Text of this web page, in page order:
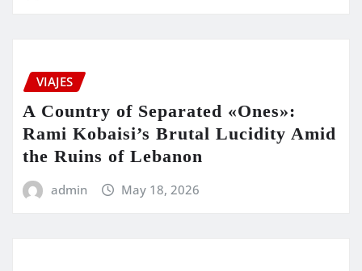
VIAJES
A Country of Separated «Ones»:
Rami Kobaisi’s Brutal Lucidity Amid
the Ruins of Lebanon
admin May 18, 2026